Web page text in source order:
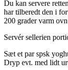
Du kan servere
har tilberedt den i
200 grader varm
Servér sellerien
Sæt et par spsk
Dryp evt. med lidt